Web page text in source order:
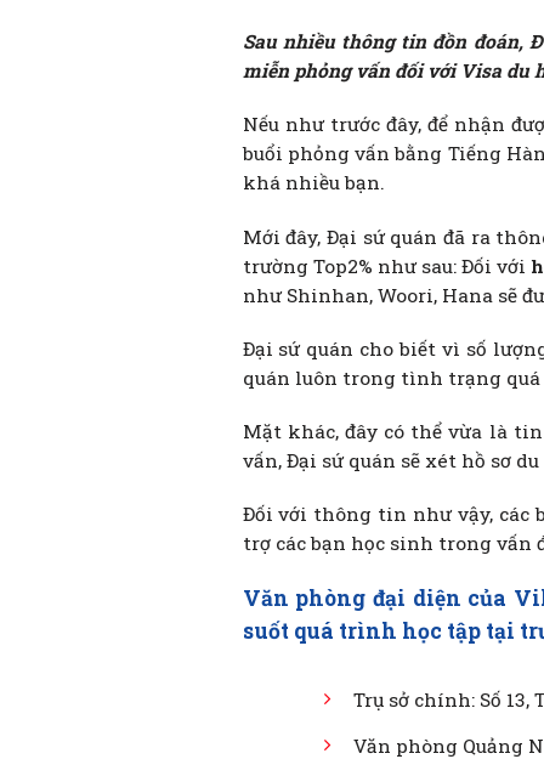
Sau nhiều thông tin đồn đoán,
miễn phỏng vấn đối với Visa du
Nếu như trước đây, để nhận
buổi phỏng vấn bằng Tiếng
khá nhiều bạn.
Mới đây, Đại sứ quán đã ra
trường Top2% như sau: Đối với
như Shinhan, Woori, Hana sẽ
Đại sứ quán cho biết vì số
quán luôn trong tình trạng
Mặt khác, đây có thể vừa là
vấn, Đại sứ quán sẽ xét hồ sơ
Đối với thông tin như vậy, các
trợ các bạn học sinh trong vấn
Văn phòng đại diện của
suốt quá trình học tập tại
Trụ sở chính: Số 13,
Văn phòng Quảng